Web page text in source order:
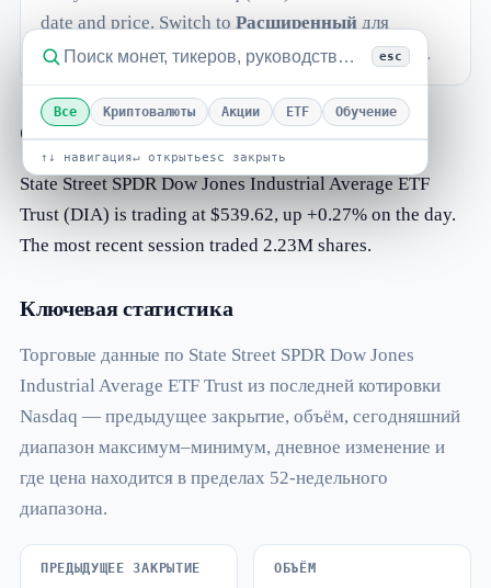
esc
Все Криптовалюты Акции ETF Обучение
↑↓ навигация↵ открытьesc закрыть
Обзор
State Street SPDR Dow Jones Industrial Average ETF
Trust (DIA) is trading at $539.62, up +0.27% on the day.
The most recent session traded 2.23M shares.
date and price. Switch to Расширенныйдля
свечей, логарифмической шкалы и индикаторов.
Ключевая статистика
Торговые данные по State Street SPDR Dow Jones
Industrial Average ETF Trust из последней котировки
Nasdaq — предыдущее закрытие, объём, сегодняшний
диапазон максимум–минимум, дневное изменение и
где цена находится в пределах 52-недельного
диапазона.
ПРЕДЫДУЩЕЕ ЗАКРЫТИЕ ОБЪЁМ